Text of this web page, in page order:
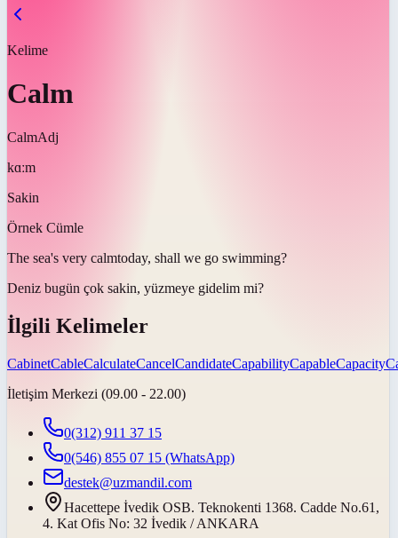
Kelime
Calm
CalmAdj
kɑːm
Sakin
Örnek Cümle
The sea's very calmtoday, shall we go swimming?
Deniz bugün çok sakin, yüzmeye gidelim mi?
İlgili Kelimeler
CabinetCableCalculateCancelCandidateCapabilityCapableCapacity
İletişim Merkezi (09.00 - 22.00)
0(312) 911 37 15
0(546) 855 07 15 (WhatsApp)
destek@uzmandil.com
Hacettepe İvedik OSB. Teknokenti 1368. Cadde No.61,
4. Kat Ofis No: 32 İvedik / ANKARA